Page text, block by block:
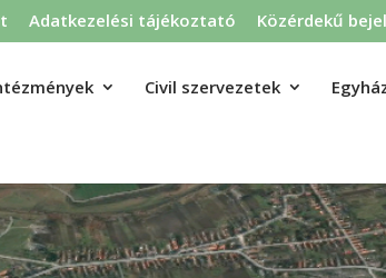
Adatkezelési tájékoztató Közérdekű
Civil szervezetek